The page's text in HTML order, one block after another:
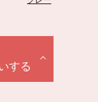
する